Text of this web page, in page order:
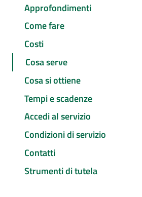
Approfondimenti
Come fare
Costi
Cosa serve
Cosa si ottiene
Tempi e scadenze
Accedi al servizio
Condizioni di servizio
Contatti
Strumenti di tutela